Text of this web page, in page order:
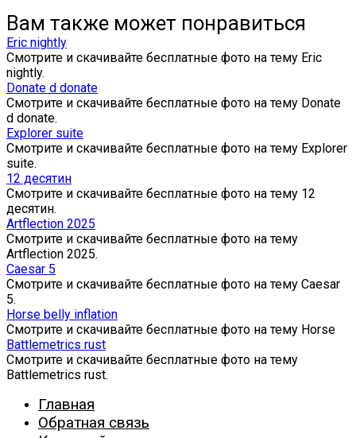
Вам также может понравиться
Eric nightly
Смотрите и скачивайте бесплатные фото на тему Eric
nightly.
Donate d donate
Смотрите и скачивайте бесплатные фото на тему Donate
d donate.
Explorer suite
Смотрите и скачивайте бесплатные фото на тему Explorer
suite.
12 десятин
Смотрите и скачивайте бесплатные фото на тему 12
десятин.
Artflection 2025
Смотрите и скачивайте бесплатные фото на тему
Artflection 2025.
Caesar 5
Смотрите и скачивайте бесплатные фото на тему Caesar
5.
Horse belly inflation
Смотрите и скачивайте бесплатные фото на тему Horse
Battlemetrics rust
Смотрите и скачивайте бесплатные фото на тему
Battlemetrics rust.
Главная
Обратная связь